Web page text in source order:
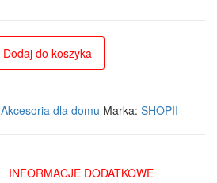
Dodaj do koszyka
Akcesoria dla domu Marka: SHOPII
INFORMACJE DODATKOWE